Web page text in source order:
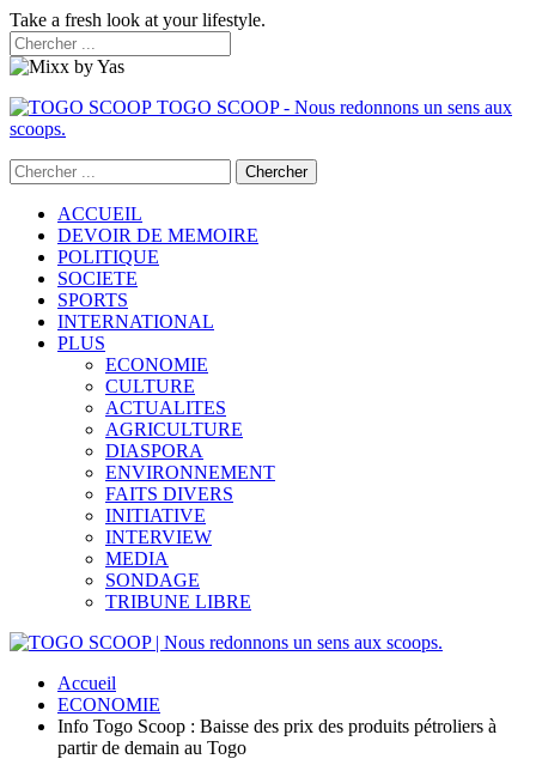
Take a fresh look at your lifestyle.
TOGO SCOOP - Nous redonnons un sens aux
scoops.
ACCUEIL
DEVOIR DE MEMOIRE
POLITIQUE
SOCIETE
SPORTS
INTERNATIONAL
PLUS
ECONOMIE
CULTURE
ACTUALITES
AGRICULTURE
DIASPORA
ENVIRONNEMENT
FAITS DIVERS
INITIATIVE
INTERVIEW
MEDIA
SONDAGE
TRIBUNE LIBRE
Accueil
ECONOMIE
Info Togo Scoop : Baisse des prix des produits pétroliers à
partir de demain au Togo